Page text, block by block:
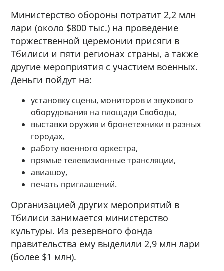
Министерство обороны потратит 2,2 млн
лари (около $800 тыс.) на проведение
торжественной церемонии присяги в
Тбилиси и пяти регионах страны, а также
другие мероприятия с участием военных.
Деньги пойдут на:
установку сцены, мониторов и звукового
оборудования на площади Свободы,
выставки оружия и бронетехники в разных
городах,
работу военного оркестра,
прямые телевизионные трансляции,
авиашоу,
печать приглашений.
Организацией других мероприятий в
Тбилиси занимается министерство
культуры. Из резервного фонда
правительства ему выделили 2,9 млн лари
(более $1 млн).